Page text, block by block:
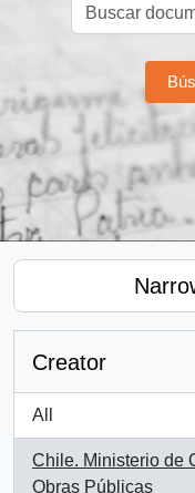
Creator
All
Chile. Ministerio de
Obras Públicas
, 2 results